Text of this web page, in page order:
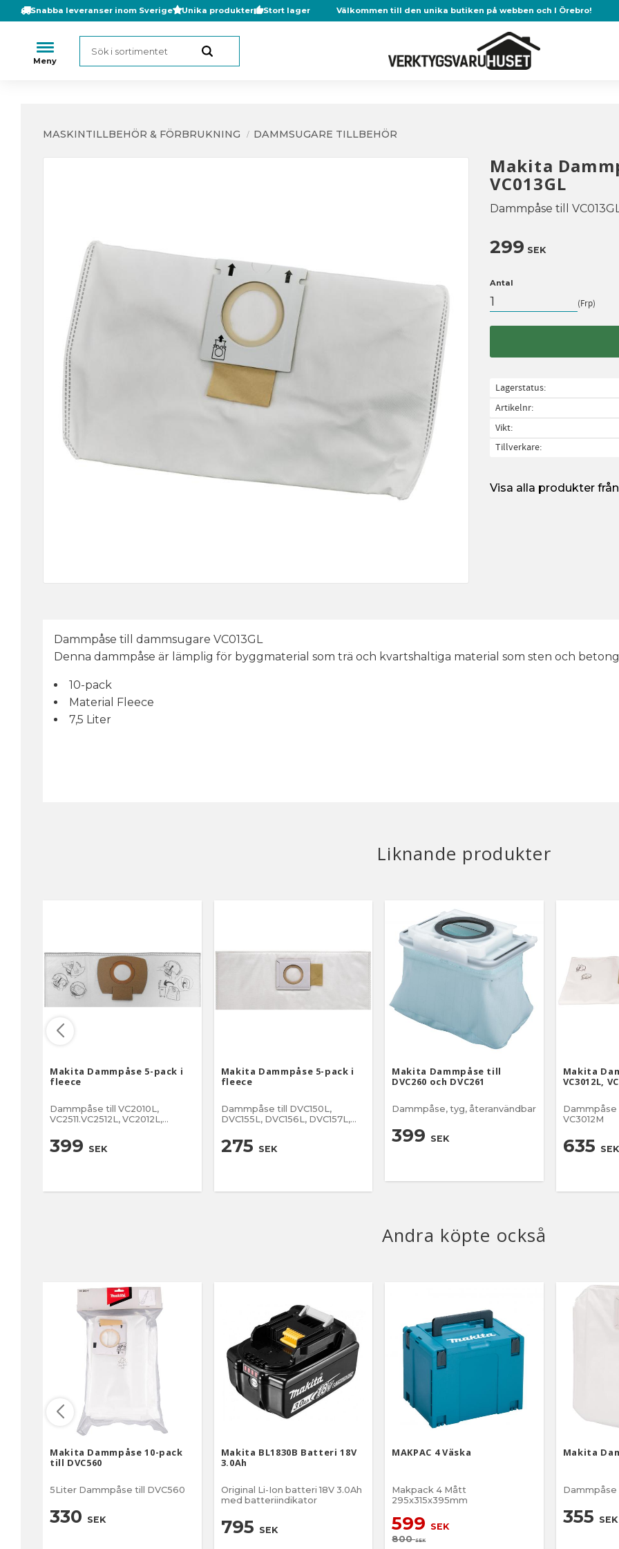
Snabba leveranser inom Sverige Unika produkter Stort lager Välkommen till den unika butiken på webben och I Örebro!
MASKINTILLBEHÖR & FÖRBRUKNING DAMMSUGARE TILLBEHÖR
Makita
VC013GL
Dammpåse till
299 SEK
Antal
Frp
Lagerstatus
Artikelnr
Vikt
Tillverkare
Visa alla produkter
Dammpåse till dammsugare VC013GL
Denna dammpåse är lämplig för byggmaterial som trä och kvartshaltiga material som sten och
10-pack
Material Fleece
7,5 Liter
Liknande produkter
Makita Dammpåse 5-pack i
fleece
Dammpåse till VC2010L,
VC2511.VC2512L, VC2012L,
399 SEK
Makita Dammpåse 5-pack i
fleece
Dammpåse till DVC150L, ​​
DVC155L, DVC156L, DVC157L,
VC2211M, VC2510L
275 SEK
Makita Dammpåse till
DVC260 och DVC261
Dammpåse, tyg, återanvändbar
399 SEK
Makita
VC3012L,
Dammpåse
VC3012M
635 SEK
Andra köpte också
Makita Dammpåse 10-pack
till DVC560
5Liter Dammpåse till DVC560
330 SEK
Makita BL1830B Batteri 18V
3.0Ah
Original Li-Ion batteri 18V 3.0Ah
med batteriindikator
795 SEK
MAKPAC 4 Väska
Makpack 4 Mått
295x315x395mm
599 SEK
800SEK
Makita
Dammpåse
355 SEK